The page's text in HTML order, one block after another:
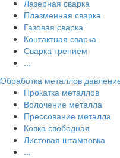
Лазерная сварка
Плазменная сварка
Газовая сварка
Контактная сварка
Сварка трением
...
Обработка металлов
Прокатка металлов
Волочение металла
Прессование металла
Ковка свободная
Листовая штамповка
...